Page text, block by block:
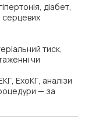
діабет,
серцевих
тиск,
чи
ЕхоКГ, аналізи
— за